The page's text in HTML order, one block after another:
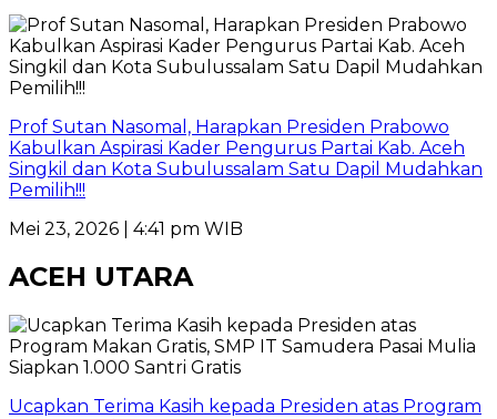
Prof Sutan Nasomal, Harapkan Presiden Prabowo
Kabulkan Aspirasi Kader Pengurus Partai Kab. Aceh
Singkil dan Kota Subulussalam Satu Dapil Mudahkan
Pemilih!!!
Mei 23, 2026 | 4:41 pm WIB
ACEH UTARA
Ucapkan Terima Kasih kepada Presiden atas Program